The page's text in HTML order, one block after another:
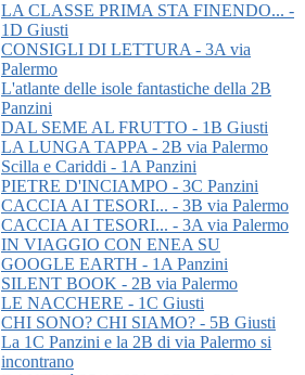
LA CLASSE PRIMA STA FINENDO... -
1D Giusti
CONSIGLI DI LETTURA - 3A via
Palermo
L'atlante delle isole fantastiche della 2B
Panzini
DAL SEME AL FRUTTO - 1B Giusti
LA LUNGA TAPPA - 2B via Palermo
Scilla e Cariddi - 1A Panzini
PIETRE D'INCIAMPO - 3C Panzini
CACCIA AI TESORI... - 3B via Palermo
CACCIA AI TESORI... - 3A via Palermo
IN VIAGGIO CON ENEA SU
GOOGLE EARTH - 1A Panzini
SILENT BOOK - 2B via Palermo
LE NACCHERE - 1C Giusti
CHI SONO? CHI SIAMO? - 5B Giusti
La 1C Panzini e la 2B di via Palermo si
incontrano